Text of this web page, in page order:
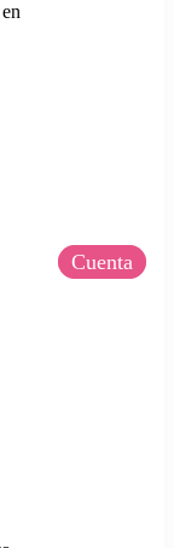
Frozen Yogurt,
Cuenta